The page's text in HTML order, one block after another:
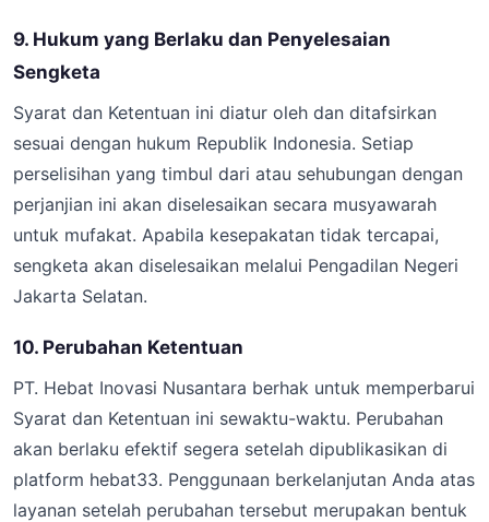
9. Hukum yang Berlaku dan Penyelesaian
Sengketa
Syarat dan Ketentuan ini diatur oleh dan ditafsirkan
sesuai dengan hukum Republik Indonesia. Setiap
perselisihan yang timbul dari atau sehubungan dengan
perjanjian ini akan diselesaikan secara musyawarah
untuk mufakat. Apabila kesepakatan tidak tercapai,
sengketa akan diselesaikan melalui Pengadilan Negeri
Jakarta Selatan.
10. Perubahan Ketentuan
PT. Hebat Inovasi Nusantara berhak untuk memperbarui
Syarat dan Ketentuan ini sewaktu-waktu. Perubahan
akan berlaku efektif segera setelah dipublikasikan di
platform hebat33. Penggunaan berkelanjutan Anda atas
layanan setelah perubahan tersebut merupakan bentuk